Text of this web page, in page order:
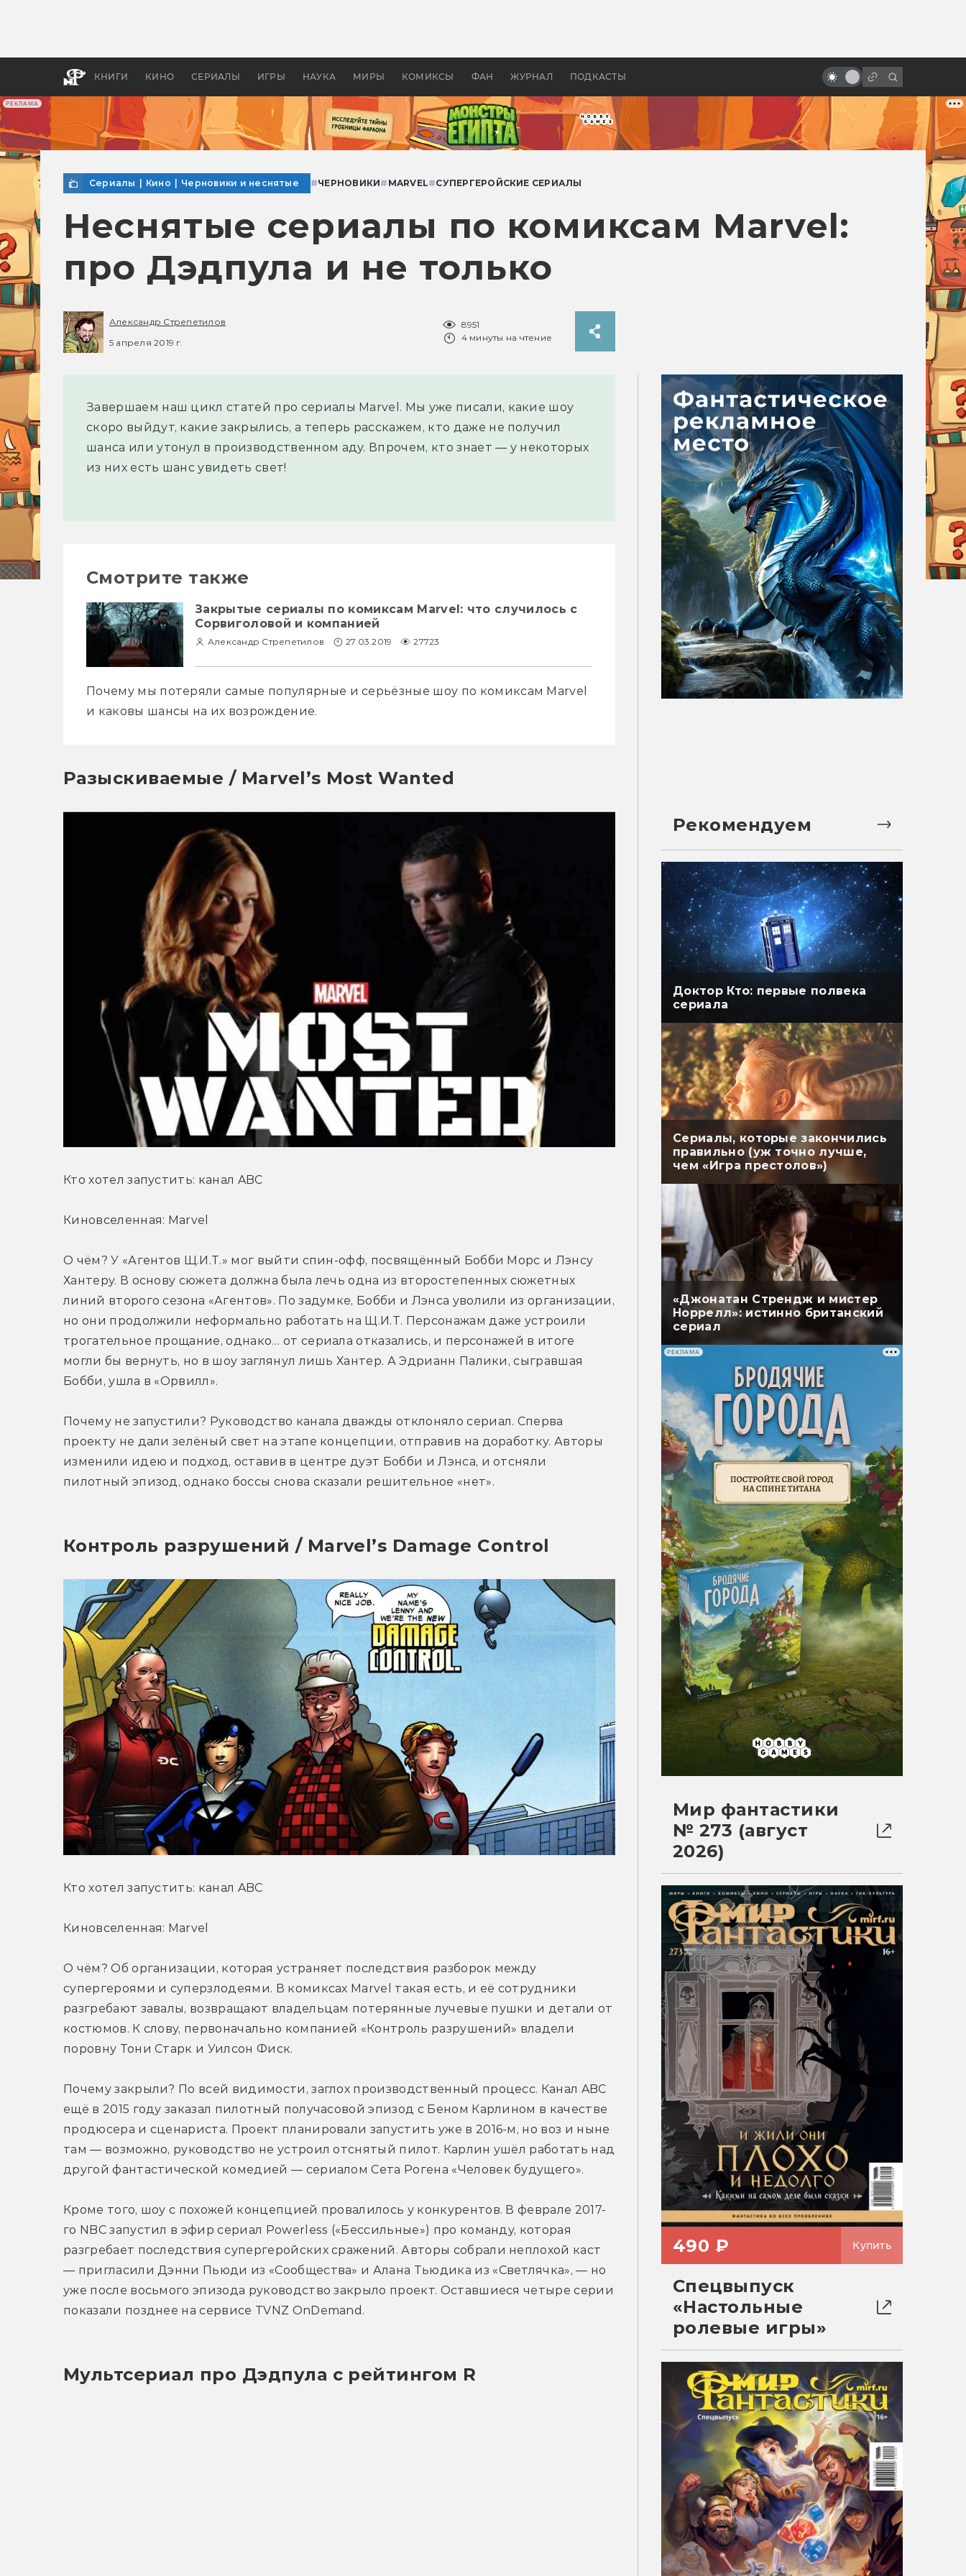
РЕКЛАМА
КНИГИ КИНО СЕРИАЛЫ ИГРЫ НАУКА МИРЫ КОМИКСЫ ФАН ЖУРНАЛ ПОДКАСТЫ
бы «Властелина колец»
Древней Грецией
Universal
Сериалы Кино Черновики и неснятые #ЧЕРНОВИКИ# MARVEL#СУПЕРГЕРОЙСКИЕ СЕРИАЛЫ
Неснятые сериалы по комиксам Marvel:
про Дэдпула и не только
Александр Стрепетилов
5 апреля 2019 г.
8951
4 минуты на чтение
Завершаем наш цикл статей про сериалы Marvel. Мы уже писали, какие шоу
скоро выйдут, какие закрылись, а теперь расскажем, кто даже не получил
шанса или утонул в производственном аду. Впрочем, кто знает — у некоторых
из них есть шанс увидеть свет!
Смотрите также
Закрытые сериалы по комиксам Marvel: что случилось с
Сорвиголовой и компанией
Александр Стрепетилов 27.03.2019 27723
Почему мы потеряли самые популярные и серьёзные шоу по комиксам Marvel
и каковы шансы на их возрождение.
Разыскиваемые / Marvel’s Most Wanted
Кто хотел запустить: канал ABC
Киновселенная: Marvel
О чём? У «Агентов Щ.И.Т.» мог выйти спин-офф, посвящённый Бобби Морс и Лэнсу
Хантеру. В основу сюжета должна была лечь одна из второстепенных сюжетных
линий второго сезона «Агентов». По задумке, Бобби и Лэнса уволили из организации,
но они продолжили неформально работать на Щ.И.Т. Персонажам даже устроили
трогательное прощание, однако… от сериала отказались, и персонажей в итоге
могли бы вернуть, но в шоу заглянул лишь Хантер. А Эдрианн Палики, сыгравшая
Бобби, ушла в «Орвилл».
Почему не запустили? Руководство канала дважды отклоняло сериал. Сперва
проекту не дали зелёный свет на этапе концепции, отправив на доработку. Авторы
изменили идею и подход, оставив в центре дуэт Бобби и Лэнса, и отсняли
пилотный эпизод, однако боссы снова сказали решительное «нет».
Контроль разрушений / Marvel’s Damage Control
Кто хотел запустить: канал ABC
Киновселенная: Marvel
О чём? Об организации, которая устраняет последствия разборок между
супергероями и суперзлодеями. В комиксах Marvel такая есть, и её сотрудники
разгребают завалы, возвращают владельцам потерянные лучевые пушки и детали от
костюмов. К слову, первоначально компанией «Контроль разрушений» владели
поровну Тони Старк и Уилсон Фиск.
Почему закрыли? По всей видимости, заглох производственный процесс. Канал ABC
ещё в 2015 году заказал пилотный получасовой эпизод с Беном Карлином в качестве
продюсера и сценариста. Проект планировали запустить уже в 2016-м, но воз и ныне
там — возможно, руководство не устроил отснятый пилот. Карлин ушёл работать над
другой фантастической комедией — сериалом Сета Рогена «Человек будущего».
Кроме того, шоу с похожей концепцией провалилось у конкурентов. В феврале 2017-
го NBC запустил в эфир сериал Powerless («Бессильные») про команду, которая
разгребает последствия супергеройских сражений. Авторы собрали неплохой каст
— пригласили Дэнни Пьюди из «Сообщества» и Алана Тьюдика из «Светлячка», — но
уже после восьмого эпизода руководство закрыло проект. Оставшиеся четыре серии
показали позднее на сервисе TVNZ OnDemand.
Мультсериал про Дэдпула с рейтингом R
Рекомендуем
Доктор Кто: первые полвека
сериала
Сериалы, которые закончились
правильно (уж точно лучше,
чем «Игра престолов»)
«Джонатан Стрендж и мистер
Норрелл»: истинно британский
сериал
РЕКЛАМА
Мир фантастики
№ 273 (август
2026)
490 ₽ Купить
Спецвыпуск
«Настольные
ролевые игры»